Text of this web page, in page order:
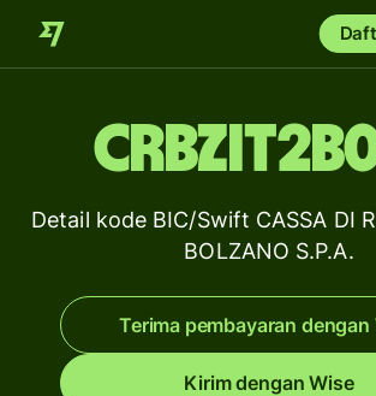
Detail kode BIC/Swift CASSA DI
BOLZANO S.P.A.
Terima pembayaran dengan
Kirim dengan Wise